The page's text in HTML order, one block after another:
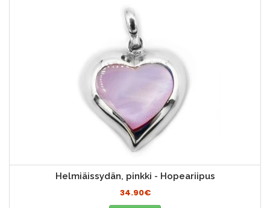
Helmiäissydän, pinkki - Hopeariipus
34.90€